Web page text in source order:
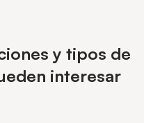
y tipos de
interesar